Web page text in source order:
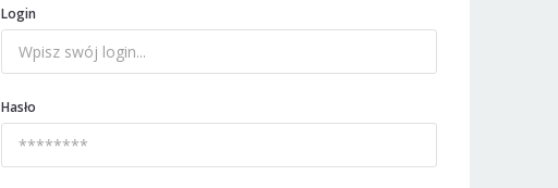
Login
Hasło